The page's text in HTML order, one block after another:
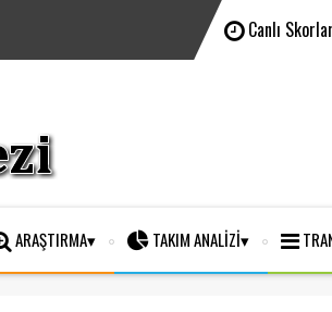
Canlı Skorlar
ARAŞTIRMA TAKIM ANALİZİ